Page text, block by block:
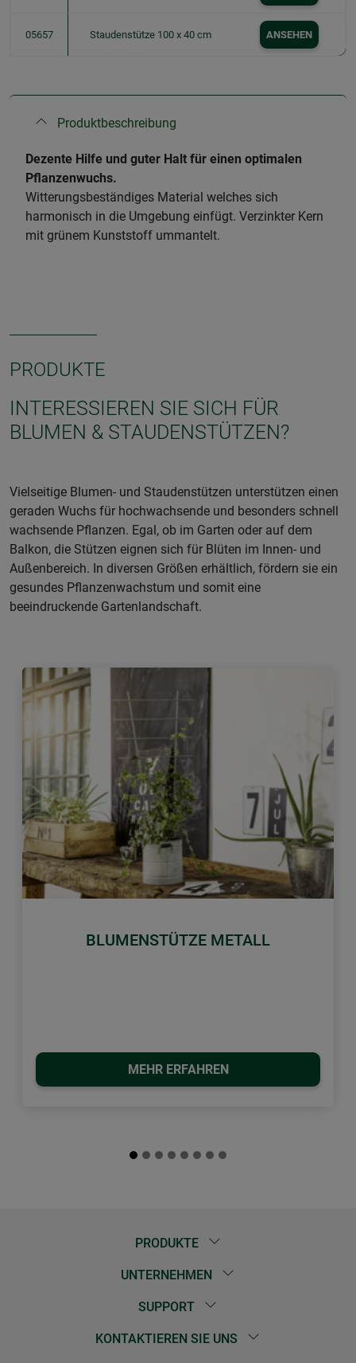
05657 Staudenstütze 100 x 40 cm ANSEHEN
Produktbeschreibung
Dezente Hilfe und guter Halt für einen optimalen
Pflanzenwuchs.
Witterungsbeständiges Material welches sich
harmonisch in die Umgebung einfügt. Verzinkter Kern
mit grünem Kunststoff ummantelt.
PRODUKTE
INTERESSIEREN SIE SICH FÜR
BLUMEN & STAUDENSTÜTZEN?
Vielseitige Blumen- und Staudenstützen unterstützen einen
geraden Wuchs für hochwachsende und besonders schnell
wachsende Pflanzen. Egal, ob im Garten oder auf dem
Balkon, die Stützen eignen sich für Blüten im Innen- und
Außenbereich. In diversen Größen erhältlich, fördern sie ein
gesundes Pflanzenwachstum und somit eine
beeindruckende Gartenlandschaft.
BLUMENSTÜTZE METALL
MEHR ERFAHREN
Zurück Weiter
PRODUKTE
UNTERNEHMEN
SUPPORT
KONTAKTIEREN SIE UNS